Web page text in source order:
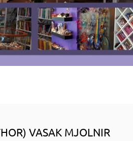
VASAK MJOLNIR